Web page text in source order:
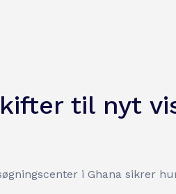
til nyt
i Ghana sikrer